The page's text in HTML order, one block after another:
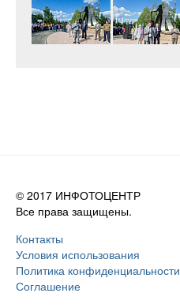
© 2017 ИНФОТОЦЕНТР
Все права защищены.
Контакты
Условия использования
Политика конфиденциальности
Соглашение